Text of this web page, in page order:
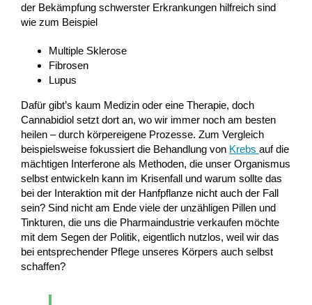
der Bekämpfung schwerster Erkrankungen hilfreich sind
wie zum Beispiel
Multiple Sklerose
Fibrosen
Lupus
Dafür gibt’s kaum Medizin oder eine Therapie, doch
Cannabidiol setzt dort an, wo wir immer noch am besten
heilen – durch körpereigene Prozesse. Zum Vergleich
beispielsweise fokussiert die Behandlung von Krebs auf die
mächtigen Interferone als Methoden, die unser Organismus
selbst entwickeln kann im Krisenfall und warum sollte das
bei der Interaktion mit der Hanfpflanze nicht auch der Fall
sein? Sind nicht am Ende viele der unzähligen Pillen und
Tinkturen, die uns die Pharmaindustrie verkaufen möchte
mit dem Segen der Politik, eigentlich nutzlos, weil wir das
bei entsprechender Pflege unseres Körpers auch selbst
schaffen?